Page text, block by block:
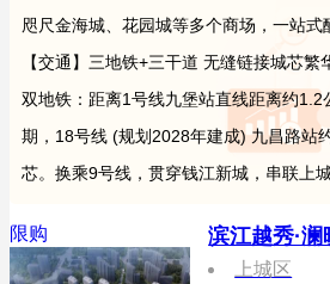
咫尺金海城、花园城等多个商场，一站式
【交通】三地铁+三干道 无缝链接城芯繁
双地铁：距离1号线九堡站直线距离约1.2
期，18号线 (规划2028年建成) 九昌路站
芯。换乘9号线，贯穿钱江新城，串联上
限购 滨江越秀·澜
上城区